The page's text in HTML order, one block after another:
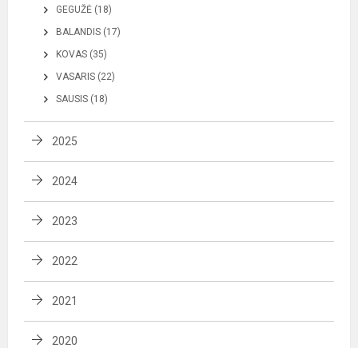
GEGUŽĖ (18)
BALANDIS (17)
KOVAS (35)
VASARIS (22)
SAUSIS (18)
2025
2024
2023
2022
2021
2020